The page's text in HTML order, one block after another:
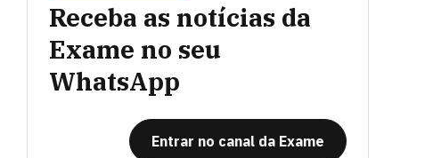
Receba as notícias da
Exame no seu
WhatsApp
Entrar no canal da Exame